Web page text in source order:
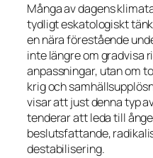
Många av dagens
tydligt eskatologiskt
en nära förestående
inte längre om gradvisa
anpassningar, utan om
krig och
visar att just denna typ
tenderar att leda till
beslutsfattande,
destabilisering.